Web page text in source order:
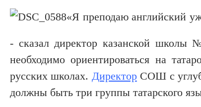
«Я преподаю английский
- сказал директор казанской
необходимо ориентироваться на
русских школах. ДиректорСОШ с
должны быть три группы татарского